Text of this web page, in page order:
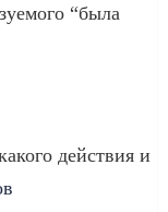
“была
действия и